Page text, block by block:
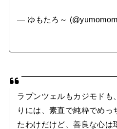
— ゆもたろ～
ラプンツェルもカジモドも
りには、素直で純粋でめっ
たわけだけど、善良な心は